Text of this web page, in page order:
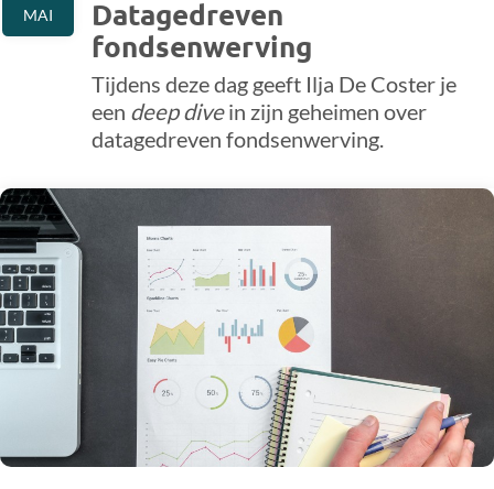
MAI
Datagedreven
fondsenwerving
Tijdens deze dag geeft Ilja De Coster je
een deep divein zijn geheimen over
datagedreven fondsenwerving.